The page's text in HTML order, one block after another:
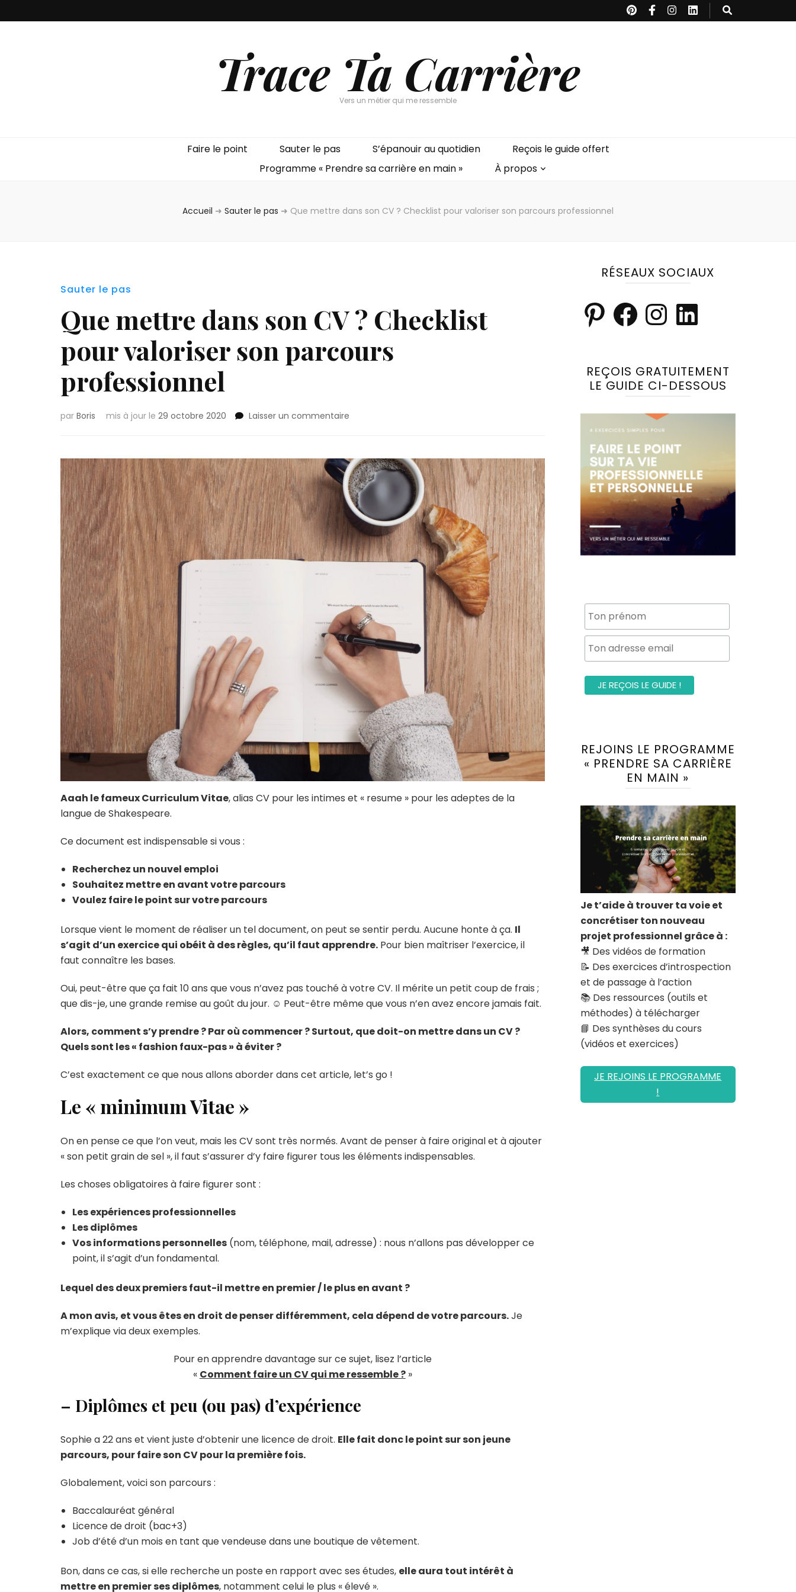
Trace Ta Carrière
Vers un métier qui me ressemble
Faire le point Sauter le pas S’épanouir au quotidien
Reçois le guide offert
Programme « Prendre sa carrière en main »
À propos
Accueil ➜ Sauter le pas ➜ Que mettre dans son CV ? Checklist pour valoriser son parcours professionnel
Sauter le pas
Que mettre dans son CV ? Checklist
pour valoriser son parcours
professionnel
par Boris mis à jour le 29 octobre 2020 Laisser un commentaire
Aaah le fameux Curriculum Vitae, alias CV pour les intimes et « resume » pour les adeptes de la
langue de Shakespeare.
Ce document est indispensable si vous :
Recherchez un nouvel emploi
Souhaitez mettre en avant votre parcours
Voulez faire le point sur votre parcours
Lorsque vient le moment de réaliser un tel document, on peut se sentir perdu. Aucune honte à ça. Il
s’agit d’un exercice qui obéit à des règles, qu’il faut apprendre. Pour bien maîtriser l’exercice, il
faut connaître les bases.
Oui, peut-être que ça fait 10 ans que vous n’avez pas touché à votre CV. Il mérite un petit coup de frais ;
que dis-je, une grande remise au goût du jour. ☺ Peut-être même que vous n’en avez encore jamais fait.
Alors, comment s’y prendre ? Par où commencer ? Surtout, que doit-on mettre dans un CV ?
Quels sont les « fashion faux-pas » à éviter ?
C’est exactement ce que nous allons aborder dans cet article, let’s go !
Le « minimum Vitae »
On en pense ce que l’on veut, mais les CV sont très normés. Avant de penser à faire original et à ajouter
« son petit grain de sel », il faut s’assurer d’y faire figurer tous les éléments indispensables.
Les choses obligatoires à faire figurer sont :
Les expériences professionnelles
Les diplômes
Vos informations personnelles (nom, téléphone, mail, adresse) : nous n’allons pas développer ce
point, il s’agit d’un fondamental.
Lequel des deux premiers faut-il mettre en premier / le plus en avant ?
A mon avis, et vous êtes en droit de penser différemment, cela dépend de votre parcours.Je
m’explique via deux exemples.
Pour en apprendre davantage sur ce sujet, lisez l’article
« Comment faire un CV qui me ressemble ?»
– Diplômes et peu (ou pas) d’expérience
Sophie a 22 ans et vient juste d’obtenir une licence de droit. Elle fait donc le point sur son jeune
parcours, pour faire son CV pour la première fois.
Globalement, voici son parcours :
Baccalauréat général
Licence de droit (bac+3)
Job d’été d’un mois en tant que vendeuse dans une boutique de vêtement.
Bon, dans ce cas, si elle recherche un poste en rapport avec ses études, elle aura tout intérêt à
mettre en premier ses diplômes, notamment celui le plus « élevé ».
RÉSEAUX SOCIAUX
REÇOIS GRATUITEMENT
LE GUIDE CI-DESSOUS
REJOINS LE PROGRAMME
« PRENDRE SA CARRIÈRE
EN MAIN »
Je t’aide à trouver ta voie et
concrétiser ton nouveau
projet professionnel grâce à :
🎥 Des vidéos de formation
📝 Des exercices d’introspection
et de passage à l’action
📚 Des ressources (outils et
méthodes) à télécharger
📘 Des synthèses du cours
(vidéos et exercices)
JE REJOINS LE PROGRAMME
!